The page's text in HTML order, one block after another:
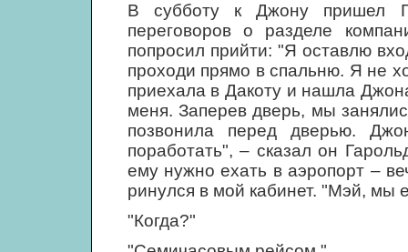
В субботу к Джону пришел
переговоров о разделе
попросил прийти: "Я оставлю
проходи прямо в спальню. Я не
приехала в Дакоту и нашла
меня. Заперев дверь, мы
позвонила перед дверью.
поработать", – сказал он
ему нужно ехать в аэропорт –
ринулся в мой кабинет. "Мэй, мы
"Когда?"